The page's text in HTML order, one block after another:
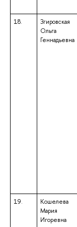
18.
Згировская
Ольга
Геннадьевна
19.
Кошелева
Мария
Игоревна